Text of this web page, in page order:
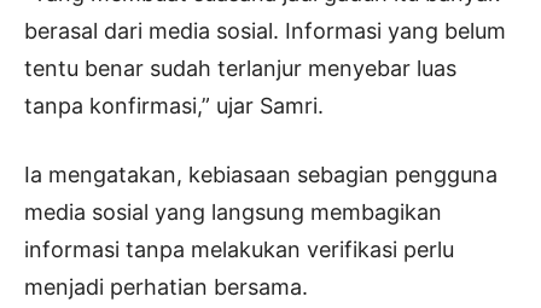
berasal dari media sosial. Informasi yang belum
tentu benar sudah terlanjur menyebar luas
tanpa konfirmasi,” ujar Samri.
Ia mengatakan, kebiasaan sebagian pengguna
media sosial yang langsung membagikan
informasi tanpa melakukan verifikasi perlu
menjadi perhatian bersama.